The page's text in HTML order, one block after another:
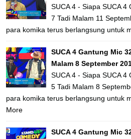
SUCA 4 - Siapa SUCA
7 Tadi Malam 11
para komika terus berlangsung untuk
SUCA 4 Gantung Mic
Malam 8 September
SUCA 4 - Siapa SUCA
5 Tadi Malam 8
para komika terus berlangsung untuk
More
SUCA 4 Gantung Mic